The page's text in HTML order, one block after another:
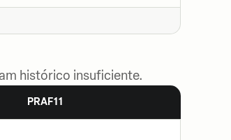
histórico insuficiente.
PRAF11